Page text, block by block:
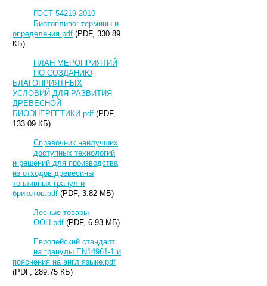
ГОСТ 54219-2010
Биотопливо: термины и
определения.pdf (PDF, 330.89
КБ)
ПЛАН МЕРОПРИЯТИЙ
ПО СОЗДАНИЮ
БЛАГОПРИЯТНЫХ
УСЛОВИЙ ДЛЯ РАЗВИТИЯ
ДРЕВЕСНОЙ
БИОЭНЕРГЕТИКИ.pdf (PDF,
133.09 КБ)
Справочник наилучших
доступных технологий
и решений для производства
из отходов древесины
топливных гранул и
брикетов.pdf (PDF, 3.82 МБ)
Лесные товары
ООН.pdf (PDF, 6.93 МБ)
Европейский стандарт
на гранулы EN14961-1 и
пояснения на англ языке.pdf
(PDF, 289.75 КБ)